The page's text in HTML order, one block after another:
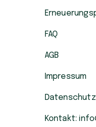
FAQ
AGB
Impressum
Kontakt: